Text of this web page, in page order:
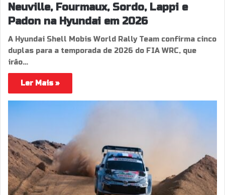
Neuville, Fourmaux, Sordo, Lappi e
Padon na Hyundai em 2026
A Hyundai Shell Mobis World Rally Team confirma cinco
duplas para a temporada de 2026 do FIA WRC, que
irão…
Ler Mais »